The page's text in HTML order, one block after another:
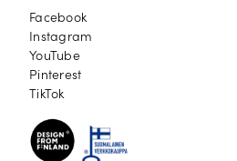
Facebook
Facebook
Instagram
Instagram
YouTube
YouTube
Pinterest
Pinterest
TikTok
TikTok